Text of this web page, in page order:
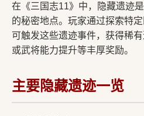
在《三国志11》中，隐藏遗迹
的秘密地点。玩家通过探索特
可触发这些遗迹事件，获得稀
或武将能力提升等丰厚奖励。
主要隐藏遗迹一览